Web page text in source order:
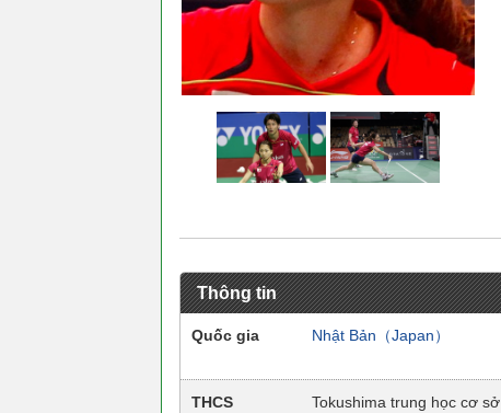
Thông tin
Quốc gia Nhật Bản（Japan）
THCS
Tokushima trung học cơ sở